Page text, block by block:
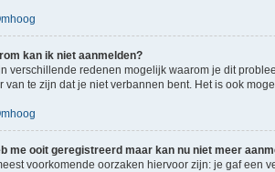
kan ik niet aanmelden?
verschillende redenen mogelijk waarom je dit
van te zijn dat je niet verbannen bent. Het is ook
me ooit geregistreerd maar kan nu niet meer
voorkomende oorzaken hiervoor zijn: je gaf een